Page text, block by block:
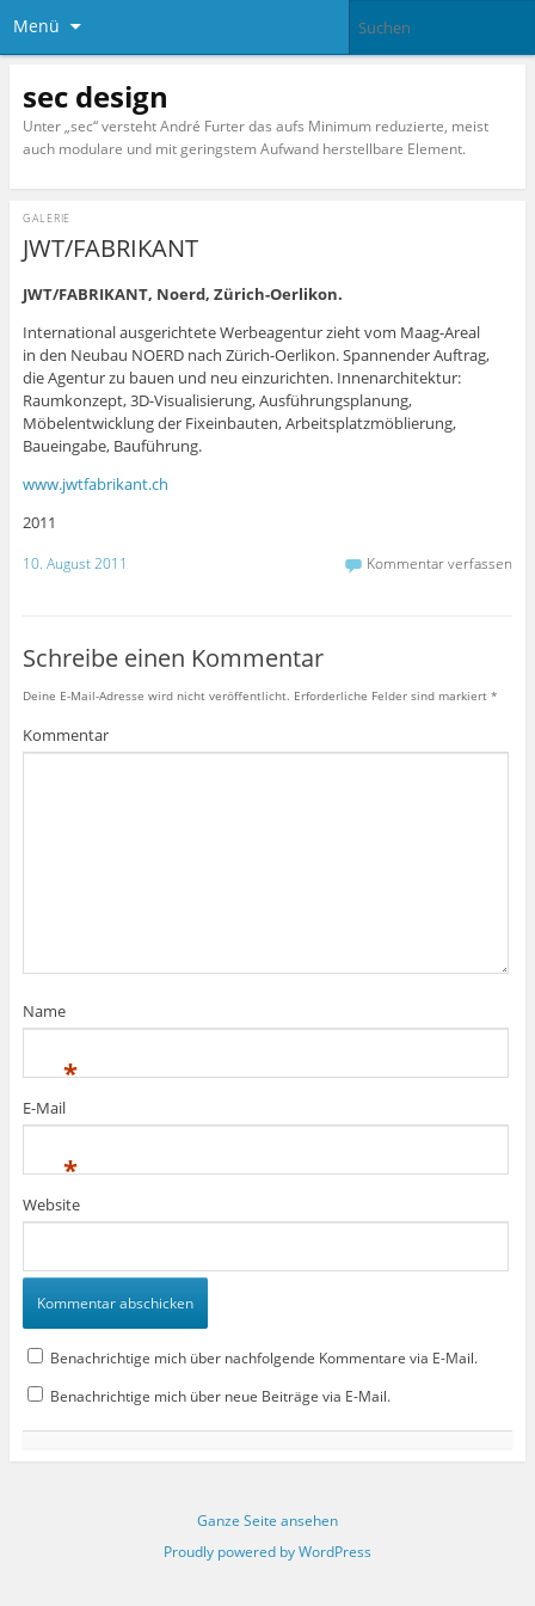
Menü
sec design
Unter „sec“ versteht André Furter das aufs Minimum reduzierte, meist
auch modulare und mit geringstem Aufwand herstellbare Element.
JWT/FABRIKANT
GALERIE
JWT/FABRIKANT, Noerd, Zürich-Oerlikon.
International ausgerichtete Werbeagentur zieht vom Maag-Areal
in den Neubau NOERD nach Zürich-Oerlikon. Spannender Auftrag,
die Agentur zu bauen und neu einzurichten. Innenarchitektur:
Raumkonzept, 3D-Visualisierung, Ausführungsplanung,
Möbelentwicklung der Fixeinbauten, Arbeitsplatzmöblierung,
Baueingabe, Bauführung.
www.jwtfabrikant.ch
2011
10. August 2011 Kommentar verfassen
Schreibe einen Kommentar
Deine E-Mail-Adresse wird nicht veröffentlicht. Erforderliche Felder sind markiert *
Kommentar
Name
*
E-Mail
*
Website
Benachrichtige mich über nachfolgende Kommentare via E-Mail.
Benachrichtige mich über neue Beiträge via E-Mail.
Ganze Seite ansehen
Proudly powered by WordPress